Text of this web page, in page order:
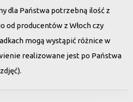
dla Państwa potrzebną ilość z
od producentów z Włoch czy
mogą wystąpić różnice w
realizowane jest po Państwa